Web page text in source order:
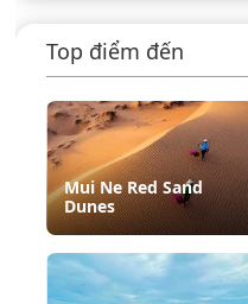
Top điểm đến
Mui Ne Red Sand
Dunes